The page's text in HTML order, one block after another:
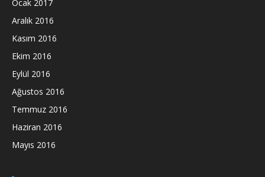
Ocak 2017
Aralık 2016
Kasım 2016
Ekim 2016
Eylül 2016
Ağustos 2016
Temmuz 2016
Haziran 2016
Mayıs 2016